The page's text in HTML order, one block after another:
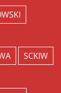
SCKIW